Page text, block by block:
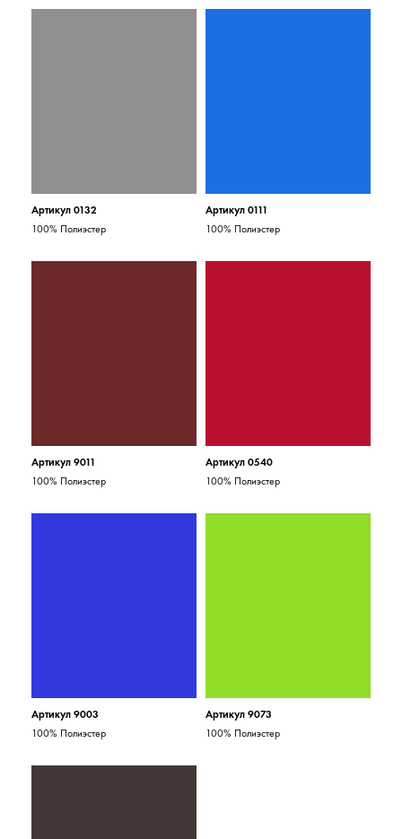
Артикул 0132
100% Полиэстер
Артикул 0111
100% Полиэстер
Артикул 9011
100% Полиэстер
Артикул 0540
100% Полиэстер
Артикул 9003
100% Полиэстер
Артикул 9073
100% Полиэстер